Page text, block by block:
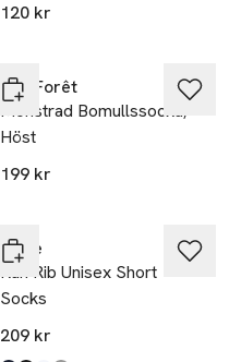
120 kr
BleuForêt
Mönstrad Bomullssocka,
Höst
199 kr
Falke
Run Rib Unisex Short
Socks
209 kr